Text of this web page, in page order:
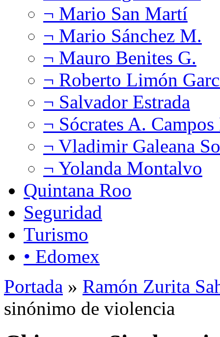
¬ Mario San Martí
¬ Mario Sánchez M.
¬ Mauro Benites G.
¬ Roberto Limón
¬ Salvador Estrada
¬ Sócrates A.
¬ Vladimir Galeana
¬ Yolanda Montalvo
Quintana Roo
Seguridad
Turismo
• Edomex
Portada » Ramón Zurita
sinónimo de violencia